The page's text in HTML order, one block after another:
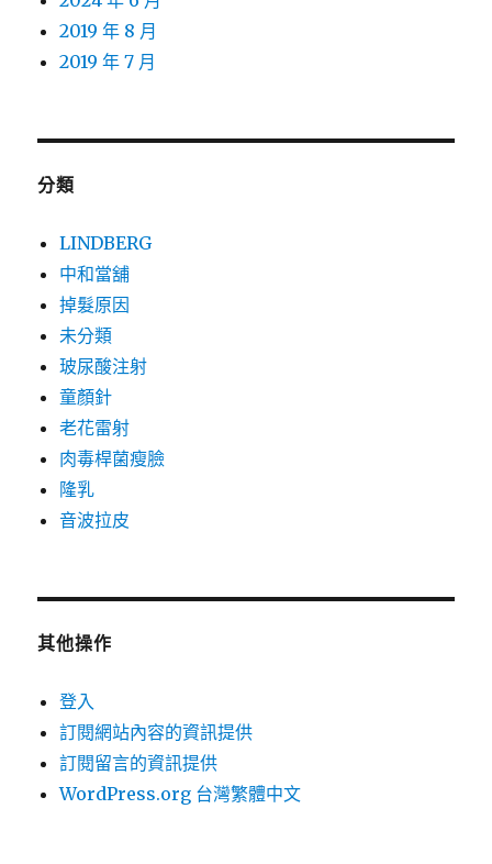
2019 年 8 月
2019 年 7 月
分類
LINDBERG
中和當舖
掉髮原因
未分類
玻尿酸注射
童顏針
老花雷射
肉毒桿菌瘦臉
隆乳
音波拉皮
其他操作
登入
訂閱網站內容的資訊提供
訂閱留言的資訊提供
WordPress.org 台灣繁體中文